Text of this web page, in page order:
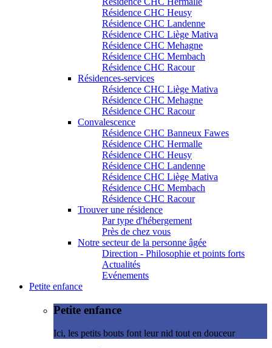
Résidence CHC Heusy
Résidence CHC Landenne
Résidence CHC Liège Mativa
Résidence CHC Mehagne
Résidence CHC Membach
Résidence CHC Racour
Résidences-services
Résidence CHC Liège Mativa
Résidence CHC Mehagne
Résidence CHC Racour
Convalescence
Résidence CHC Banneux Fawes
Résidence CHC Hermalle
Résidence CHC Heusy
Résidence CHC Landenne
Résidence CHC Liège Mativa
Résidence CHC Membach
Résidence CHC Racour
Trouver une résidence
Par type d'hébergement
Près de chez vous
Notre secteur de la personne âgée
Direction - Philosophie et points forts
Actualités
Evénements
Petite enfance
Petite enfance
Ici, les petits bouts font leur nid tout en douceur